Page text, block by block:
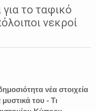
ΠΕΡΙΣΤΕΡΗ
το ταφικό
νεκροί
νέα στοιχεία
του - Τι